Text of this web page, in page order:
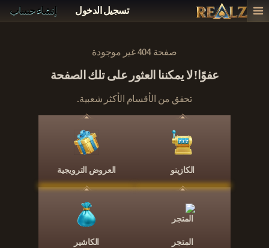
تسجيل الدخول إنشاء حساب
صفحة 404 غير موجودة
عفوًا! لا يمكننا العثور على تلك الصفحة
تحقق من الأقسام الأكثر شعبية.
الكازينو العروض الترويجية
المتجر الكاشير